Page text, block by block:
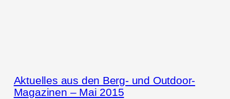
Aktuelles aus den Berg- und Outdoor-
Magazinen – Mai 2015